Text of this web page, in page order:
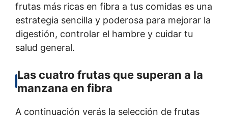
frutas más ricas en fibra a tus comidas es una
estrategia sencilla y poderosa para mejorar la
digestión, controlar el hambre y cuidar tu
salud general.
Las cuatro frutas que superan a la
manzana en fibra
A continuación verás la selección de frutas